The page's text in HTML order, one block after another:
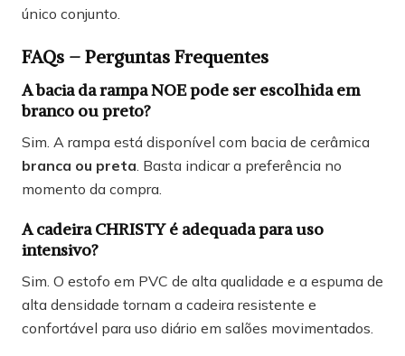
único conjunto.
FAQs – Perguntas Frequentes
A bacia da rampa NOE pode ser escolhida em
branco ou preto?
Sim. A rampa está disponível com bacia de cerâmica
branca ou preta. Basta indicar a preferência no
momento da compra.
A cadeira CHRISTY é adequada para uso
intensivo?
Sim. O estofo em PVC de alta qualidade e a espuma de
alta densidade tornam a cadeira resistente e
confortável para uso diário em salões movimentados.